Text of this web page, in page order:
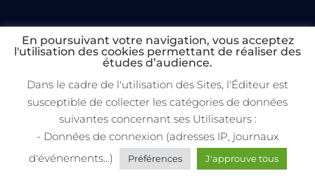
En poursuivant votre navigation, vous acceptez
l'utilisation des cookies permettant de réaliser des
études d’audience.
Dans le cadre de l'utilisation des Sites, l'Éditeur est
susceptible de collecter les catégories de données
suivantes concernant ses Utilisateurs :
- Données de connexion (adresses IP, journaux
d'événements...)
Préférences J'approuve tous